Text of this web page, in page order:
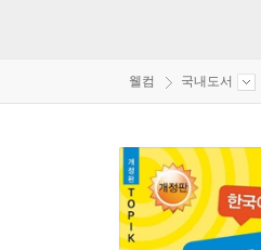
웰컴 국내도서